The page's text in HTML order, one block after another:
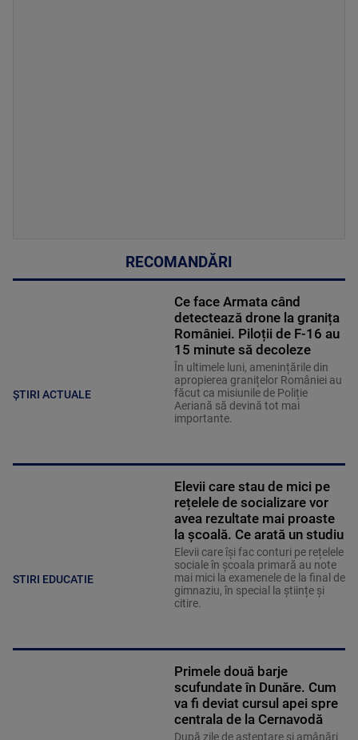
RECOMANDĂRI
ȘTIRI ACTUALE
Ce face Armata când
detectează drone la granița
României. Piloții de F-16 au
15 minute să decoleze
În ultimele luni, amenințările din
apropierea granițelor României au
făcut ca misiunile de Poliție
Aeriană să devină tot mai
importante.
STIRI EDUCATIE
Elevii care stau de mici pe
rețelele de socializare vor
avea rezultate mai proaste
la școală. Ce arată un studiu
Elevii care îşi fac conturi pe rețelele
sociale în școala primară au note
mai mici la examenele de la final de
gimnaziu, în special la științe și
citire.
Primele două barje
scufundate în Dunăre. Cum
va fi deviat cursul apei spre
centrala de la Cernavodă
După zile de așteptare și amânări